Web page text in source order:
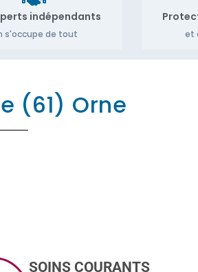
indépendants
s'occupe de tout et
(61) Orne
SOINS COURANTS